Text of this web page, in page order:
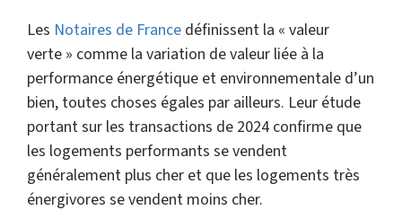
Les Notaires de France définissent la « valeur
verte » comme la variation de valeur liée à la
performance énergétique et environnementale d’un
bien, toutes choses égales par ailleurs. Leur étude
portant sur les transactions de 2024 confirme que
les logements performants se vendent
généralement plus cher et que les logements très
énergivores se vendent moins cher.